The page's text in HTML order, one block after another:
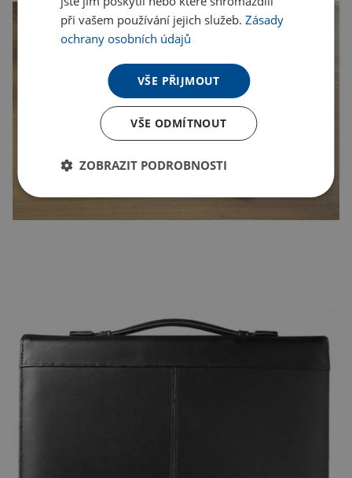
při vašem používání jejich služeb.Zásady
ochrany osobních údajů
VŠE PŘIJMOUT
VŠE ODMÍTNOUT
ZOBRAZIT PODROBNOSTI